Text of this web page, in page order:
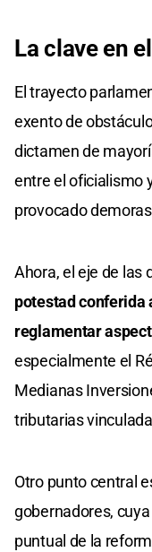
La clave en
El trayecto
exento de
dictamen de
entre el oficialismo
provocado
Ahora, el eje de las
potestad conferida
reglamentar
especialmente el
Medianas
tributarias
Otro punto central
gobernadores,
puntual de la